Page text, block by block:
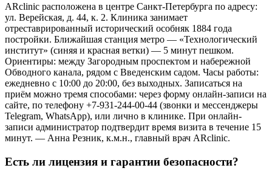
ARclinic расположена в центре Санкт-Петербурга по адресу:
ул. Верейская, д. 44, к. 2. Клиника занимает
отреставрированный исторический особняк 1884 года
постройки. Ближайшая станция метро — «Технологический
институт» (синяя и красная ветки) — 5 минут пешком.
Ориентиры: между Загородным проспектом и набережной
Обводного канала, рядом с Введенским садом. Часы работы:
ежедневно с 10:00 до 20:00, без выходных. Записаться на
приём можно тремя способами: через форму онлайн-записи на
сайте, по телефону +7-931-244-00-44 (звонки и мессенджеры
Telegram, WhatsApp), или лично в клинике. При онлайн-
записи администратор подтвердит время визита в течение 15
минут. — Анна Резник, к.м.н., главный врач ARclinic.
Есть ли лицензия и гарантии безопасности?